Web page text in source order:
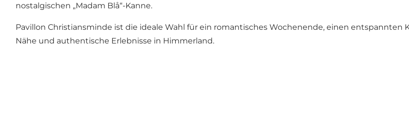
nostalgischen „Madam Blå“-Kanne.
Pavillon Christiansminde ist die ideale Wahl für ein romantisches Wochenende, einen entspannten
Nähe und authentische Erlebnisse in Himmerland.